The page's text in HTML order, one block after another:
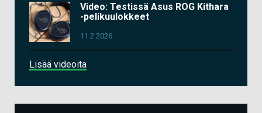
Video: Testissä Asus ROG Kithara
-pelikuulokkeet
11.2.2026
Lisää videoita